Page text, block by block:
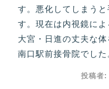
す。悪化してしまう
す。現在は内視鏡によ
大宮・日進の丈夫な
南口駅前接骨院でした
投稿者: